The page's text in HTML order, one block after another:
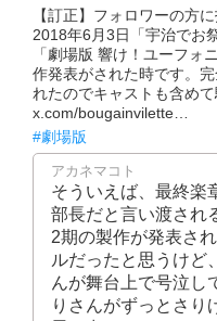
【訂正】フォロワーの方
2018年6月3日「宇治でお
「劇場版 響け！ユーフォ
作発表がされた時です。
れたのでキャストも含めて
x.com/bougainvilette…
#劇場版
アカネマコト
そういえば、最終楽
部長だと言い渡され
2期の製作が発表さ
ルだったと思うけど
んが舞台上で号泣し
りさんがずっとさり